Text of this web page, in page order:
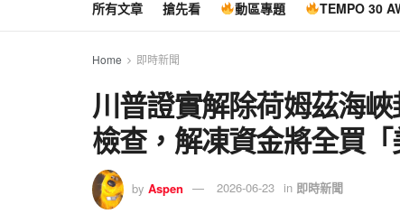
所有文章 搶先看 動區專題 TEMPO 30
Home 即時新聞
川普證實解除荷姆茲海
檢查，解凍資金將全買「
by Aspen 2026-06-23 in 即時新聞